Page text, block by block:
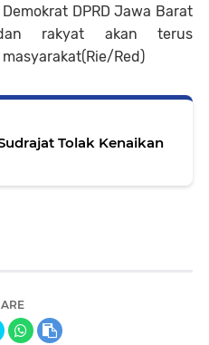
DPRD Jawa Barat
rakyat akan terus
(Rie/Red)
Tolak Kenaikan